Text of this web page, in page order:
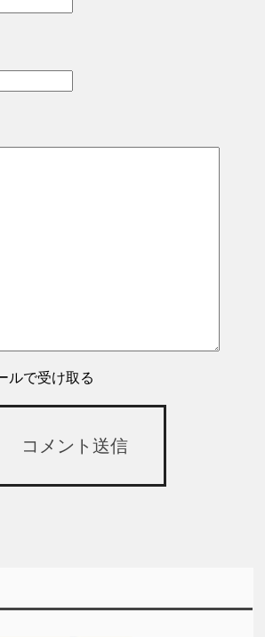
ルで受け取る
コメント送信